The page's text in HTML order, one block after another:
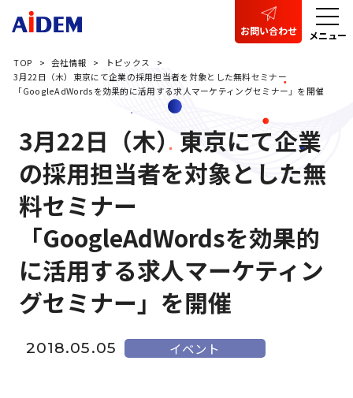
お問い合わせ メニュー
TOP 会社情報
トピックス
3月22日（木）東京にて企業の採用担当者を対象とした無料セミナー
「GoogleAdWordsを効果的に活用する求人マーケティングセミナー」を開催
3月22日（木）東京にて企業
の採用担当者を対象とした無
料セミナー
「GoogleAdWordsを効果的
に活用する求人マーケティン
グセミナー」を開催
2018.05.05 イベント